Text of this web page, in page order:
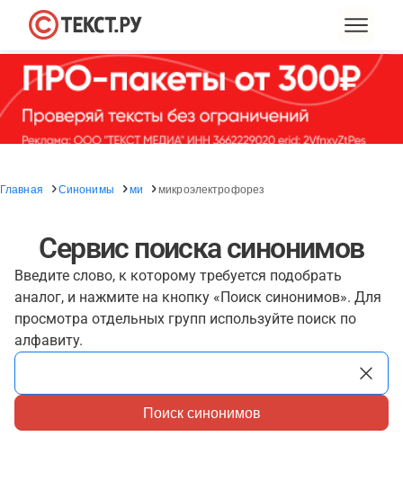
Главная Синонимы ми микроэлектрофорез
Сервис поиска синонимов
Введите слово, к которому требуется подобрать
аналог, и нажмите на кнопку «Поиск синонимов». Для
просмотра отдельных групп используйте поиск по
алфавиту.
Поиск синонимов